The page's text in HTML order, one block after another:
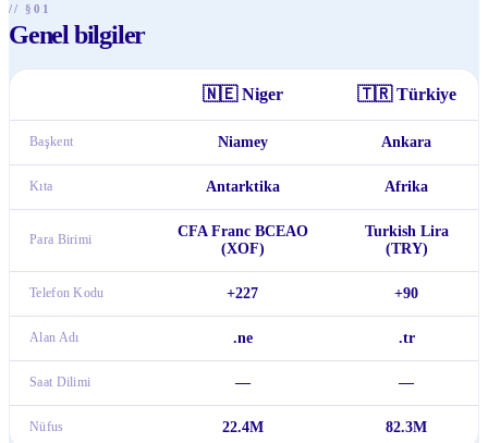
// §01
Genel bilgiler
🇳🇪 Niger 🇹🇷 Türkiye
Başkent Niamey Ankara
Kıta Antarktika Afrika
Para Birimi
CFA Franc BCEAO
(XOF)
Turkish Lira
(TRY)
Telefon Kodu +227 +90
Alan Adı .ne .tr
Saat Dilimi — —
Nüfus 22.4M 82.3M